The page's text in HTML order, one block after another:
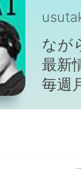
なが
最新
毎週
生
上